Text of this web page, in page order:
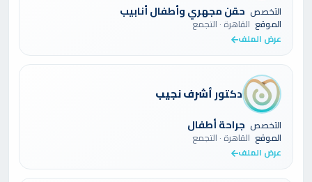
التخصص حقن مجهري وأطفال أنابيب
الموقع القاهرة · التجمع
عرض الملف
دكتورأشرف نجيب
التخصص جراحة أطفال
الموقع القاهرة · التجمع
عرض الملف